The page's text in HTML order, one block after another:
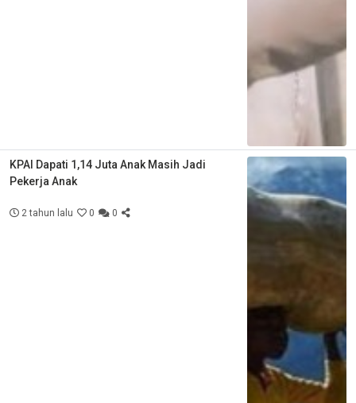
KPAI Dapati 1,14 Juta Anak Masih Jadi
Pekerja Anak
2 tahun lalu 0 0